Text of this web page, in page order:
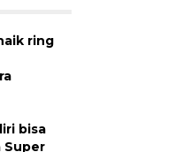
ring
bisa
Super